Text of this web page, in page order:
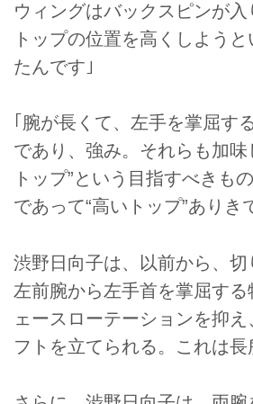
ウィングはバックスピンが入
トップの位置を高くしよう
たんです｣
｢腕が長くて、左手を掌屈す
であり、強み。それらも加味
トップ”という目指すべきも
であって“高いトップ”ありき
渋野日向子は、以前から、切
左前腕から左手首を掌屈する
ェースローテーションを抑
フトを立てられる。これは長